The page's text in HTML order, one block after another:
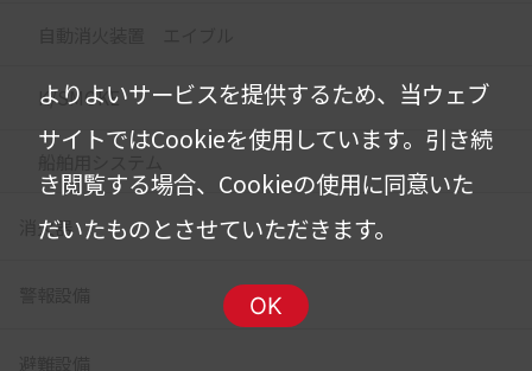
K/SMOKE
消火器
よりよいサービスを提供するため、当ウェブ
サイトではCookieを使用しています。 引き続
き閲覧する場合、Cookieの使用に同意いた
だいたものとさせていただきます。
OK